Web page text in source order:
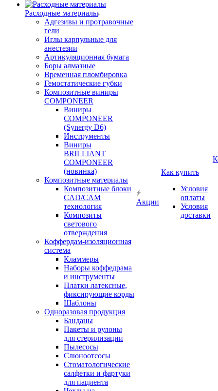
Расходные материалы
Адгезивы и протравочные
гели
Иглы карпульные для
анестезии
Артикуляционная бумага
Боры алмазные
Временная пломбировка
Гемостатические губки
Композитные виниры
COMPONEER
Виниры
COMPONEER
(Synergy D6)
Инструменты
Виниры
BRILLIANT
COMPONEER
(новинка)
Композитные материалы
Композитные блоки
CAD/СAM
технология
Композиты
светового
отверждения
Коффердам-изоляционная
система
Кламмеры
Наборы коффедрама
и инструменты
Платки латексные,
фиксирующие корды
Шаблоны
Одноразовая продукция
Банданы
Пакеты и рулоны
для стерилизации
Пылесосы
Слюноотсосы
Стоматологические
салфетки и фартуки
для пациента
Акции
Как купить
Условия
оплаты
Условия
доставки